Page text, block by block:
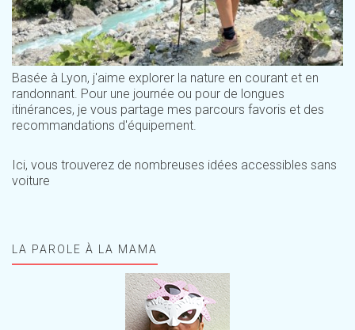
Basée à Lyon, j'aime explorer la nature en courant et en
randonnant. Pour une journée ou pour de longues
itinérances, je vous partage mes parcours favoris et des
recommandations d'équipement.
Ici, vous trouverez de nombreuses idées accessibles sans
voiture
LA PAROLE À LA MAMA